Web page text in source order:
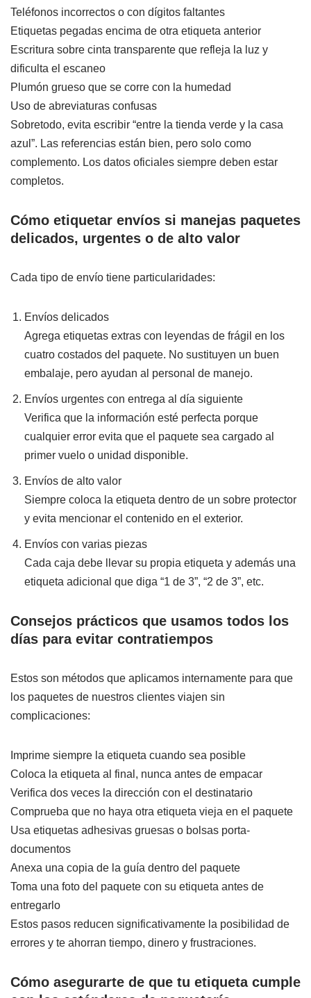
Teléfonos incorrectos o con dígitos faltantes
Etiquetas pegadas encima de otra etiqueta anterior
Escritura sobre cinta transparente que refleja la luz y
dificulta el escaneo
Plumón grueso que se corre con la humedad
Uso de abreviaturas confusas
Sobretodo, evita escribir “entre la tienda verde y la casa
azul”. Las referencias están bien, pero solo como
complemento. Los datos oficiales siempre deben estar
completos.
Cómo etiquetar envíos si manejas paquetes
delicados, urgentes o de alto valor
Cada tipo de envío tiene particularidades:
Envíos delicados
Agrega etiquetas extras con leyendas de frágil en los
cuatro costados del paquete. No sustituyen un buen
embalaje, pero ayudan al personal de manejo.
Envíos urgentes con entrega al día siguiente
Verifica que la información esté perfecta porque
cualquier error evita que el paquete sea cargado al
primer vuelo o unidad disponible.
Envíos de alto valor
Siempre coloca la etiqueta dentro de un sobre protector
y evita mencionar el contenido en el exterior.
Envíos con varias piezas
Cada caja debe llevar su propia etiqueta y además una
etiqueta adicional que diga “1 de 3”, “2 de 3”, etc.
Consejos prácticos que usamos todos los
días para evitar contratiempos
Estos son métodos que aplicamos internamente para que
los paquetes de nuestros clientes viajen sin
complicaciones:
Imprime siempre la etiqueta cuando sea posible
Coloca la etiqueta al final, nunca antes de empacar
Verifica dos veces la dirección con el destinatario
Comprueba que no haya otra etiqueta vieja en el paquete
Usa etiquetas adhesivas gruesas o bolsas porta-
documentos
Anexa una copia de la guía dentro del paquete
Toma una foto del paquete con su etiqueta antes de
entregarlo
Estos pasos reducen significativamente la posibilidad de
errores y te ahorran tiempo, dinero y frustraciones.
Cómo asegurarte de que tu etiqueta cumple